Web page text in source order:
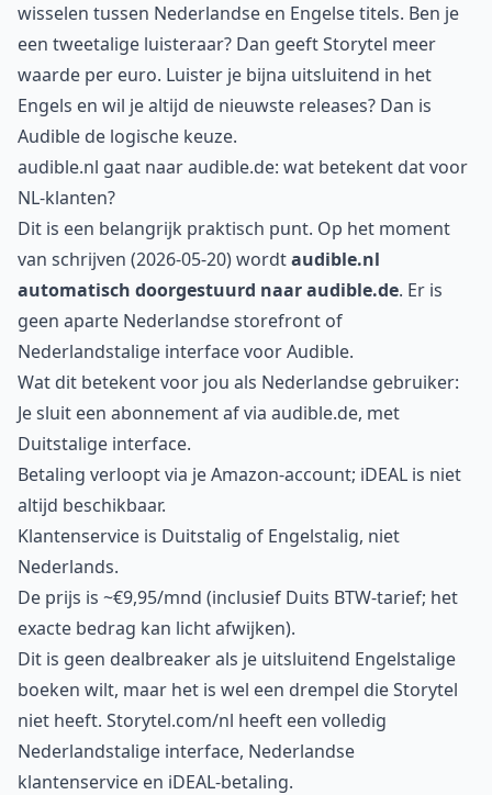
wisselen tussen Nederlandse en Engelse titels. Ben je
een tweetalige luisteraar? Dan geeft Storytel meer
waarde per euro. Luister je bijna uitsluitend in het
Engels en wil je altijd de nieuwste releases? Dan is
Audible de logische keuze.
audible.nl gaat naar audible.de: wat betekent dat voor
NL-klanten?
Dit is een belangrijk praktisch punt. Op het moment
van schrijven (2026-05-20) wordtaudible.nl
automatisch doorgestuurd naar audible.de. Er is
geen aparte Nederlandse storefront of
Nederlandstalige interface voor Audible.
Wat dit betekent voor jou als Nederlandse gebruiker:
Je sluit een abonnement af via audible.de, met
Duitstalige interface.
Betaling verloopt via je Amazon-account; iDEAL is niet
altijd beschikbaar.
Klantenservice is Duitstalig of Engelstalig, niet
Nederlands.
De prijs is ~€9,95/mnd (inclusief Duits BTW-tarief; het
exacte bedrag kan licht afwijken).
Dit is geen dealbreaker als je uitsluitend Engelstalige
boeken wilt, maar het is wel een drempel die Storytel
niet heeft. Storytel.com/nl heeft een volledig
Nederlandstalige interface, Nederlandse
klantenservice en iDEAL-betaling.